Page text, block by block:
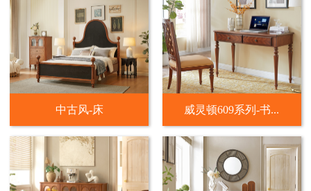
中古风-床 威灵顿609系列-书...